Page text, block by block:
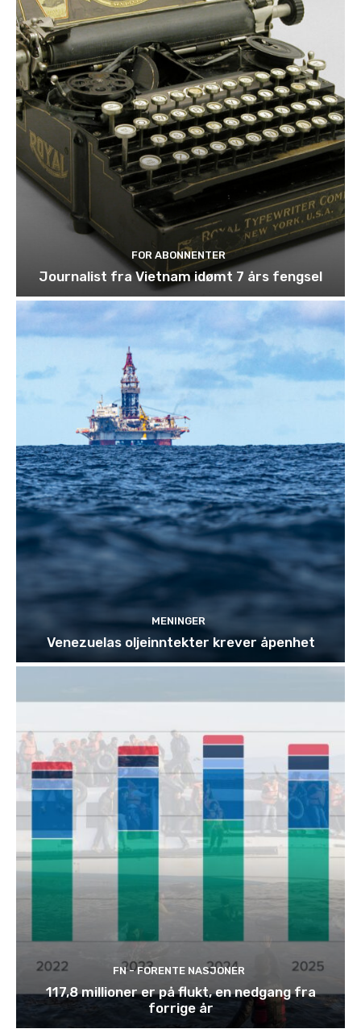
FOR ABONNENTER
Journalist fra Vietnam idømt 7 års fengsel
MENINGER
Venezuelas oljeinntekter krever åpenhet
FN - FORENTE NASJONER
117,8 millioner er på flukt, en nedgang fra
forrige år